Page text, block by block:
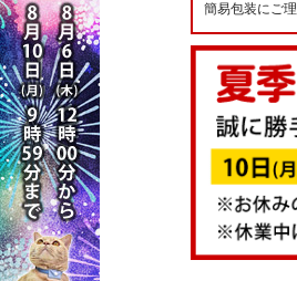
簡易包装にご